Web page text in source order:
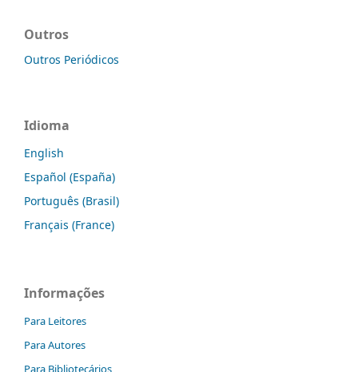
Outros
Outros Periódicos
Idioma
English
Español (España)
Português (Brasil)
Français (France)
Informações
Para Leitores
Para Autores
Para Bibliotecários